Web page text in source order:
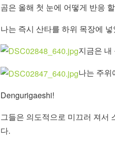
곰은 올해 첫 눈에 어떻게 반응
나는 즉시 산타를 하위 목장에 넣
지금은 내
나는 주
Dengurigaeshi!
그들은 의도적으로 미끄러 져서
다.